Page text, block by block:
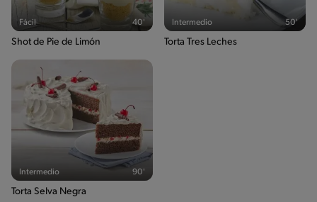
Fácil 40'
Shot de Pie de Limón
Intermedio 50'
Torta Tres Leches
Intermedio 90'
Torta Selva Negra